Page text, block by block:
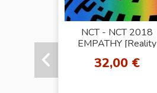
NCT - NCT 2018
EMPATHY [Reality
32,00 €